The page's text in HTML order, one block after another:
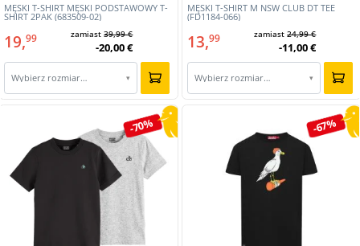
MĘSKI T-SHIRT MĘSKI PODSTAWOWY T-
SHIRT 2PAK (683509-02)
19,99 zamiast39,99 €
-20,00 €
Wybierz rozmiar… ▾
MĘSKI T-SHIRT M NSW CLUB DT TEE
(FD1184-066)
13,99 zamiast24,99 €
-11,00 €
Wybierz rozmiar… ▾
-70% -67%